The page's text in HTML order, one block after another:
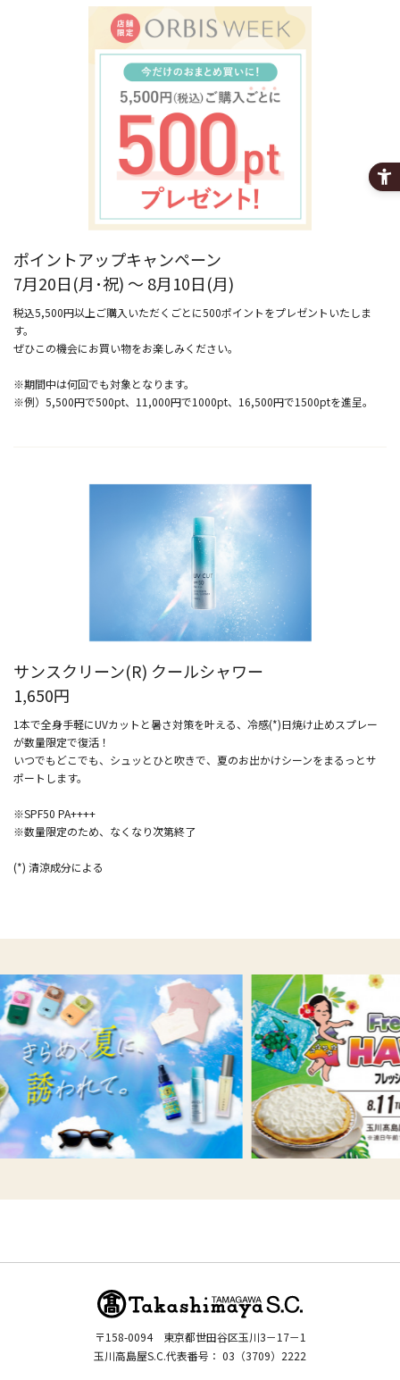
ポイントアップキャンペーン
7月20日(月･祝) ～ 8月10日(月)
税込5,500円以上ご購入いただくごとに500ポイントをプレゼントいたしま
す。
ぜひこの機会にお買い物をお楽しみください。
※期間中は何回でも対象となります。
※例）5,500円で500pt、11,000円で1000pt、16,500円で1500ptを進呈。
サンスクリーン(R) クールシャワー
1,650円
1本で全身⼿軽にUVカットと暑さ対策を叶える、冷感(*)日焼け止めスプレー
が数量限定で復活！
いつでもどこでも、シュッとひと吹きで、夏のお出かけシーンをまるっとサ
ポートします。
※SPF50 PA++++
※数量限定のため、なくなり次第終了
(*) 清涼成分による
〒158-0094 東京都世田谷区玉川3－17－1
玉川高島屋S.C.代表番号： 03（3709）2222